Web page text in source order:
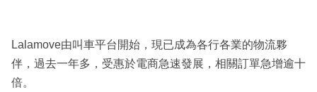
Lalamove由叫車平台開始，現已成為各行各業的物流夥
伴，過去一年多，受惠於電商急速發展，相關訂單急增逾十
倍。